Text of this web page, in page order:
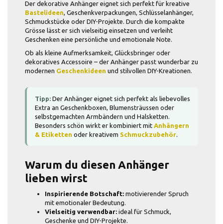
Der dekorative Anhänger eignet sich perfekt für kreative
Bastelideen, Geschenkverpackungen, Schlüsselanhänger,
Schmuckstücke oder DIY-Projekte. Durch die kompakte
Grösse lässt er sich vielseitig einsetzen und verleiht
Geschenken eine persönliche und emotionale Note.
Ob als kleine Aufmerksamkeit, Glücksbringer oder
dekoratives Accessoire – der Anhänger passt wunderbar zu
modernen Geschenkideen und stilvollen DIY-Kreationen.
Tipp: Der Anhänger eignet sich perfekt als liebevolles
Extra an Geschenkboxen, Blumensträussen oder
selbstgemachten Armbändern und Halsketten.
Besonders schön wirkt er kombiniert mit Anhängern
& Etiketten oder kreativem Schmuckzubehör.
Warum du diesen Anhänger
lieben wirst
Inspirierende Botschaft: motivierender Spruch
mit emotionaler Bedeutung.
Vielseitig verwendbar: ideal für Schmuck,
Geschenke und DIY-Projekte.